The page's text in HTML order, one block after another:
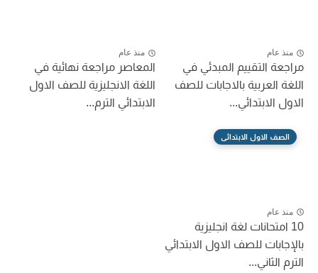
منذ عام
مراجعة التقييم المبدئي في
اللغة العربية بالاجابات للصف
الاول الابتدائي...
منذ عام
المعاصر مراجعة نهائية في
اللغة الانجليزية للصف الاول
الابتدائي الترم...
الصف الاول الابتدائى
منذ عام
10 امتحانات لغة انجليزية
بالإجابات للصف الاول الابتدائي
الترم الثاني...